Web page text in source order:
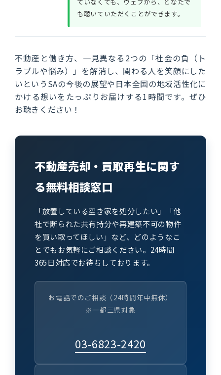
も聴いていただくことができます。
不動産と働き方、一見異なる2つの「社会の負（ト
ラブルや悩み）」を解消し、関わる人を笑顔にした
いというSAの今後の展望や日本全国の地域活性化に
かける想いをたっぷりお届けする1時間です。ぜひ
お聴きください！
不動産売却・買取再生に関す
る無料相談窓口
「放置している空き家を処分したい」「他
社で断られた共有持分や再建築不可の物件
を買い取ってほしい」など、どのようなこ
とでもお気軽にご相談ください。24時間
365日対応でお待ちしております。
お電話でのご相談（24時間年中無休）
※一都三県対象
03-6823-2420